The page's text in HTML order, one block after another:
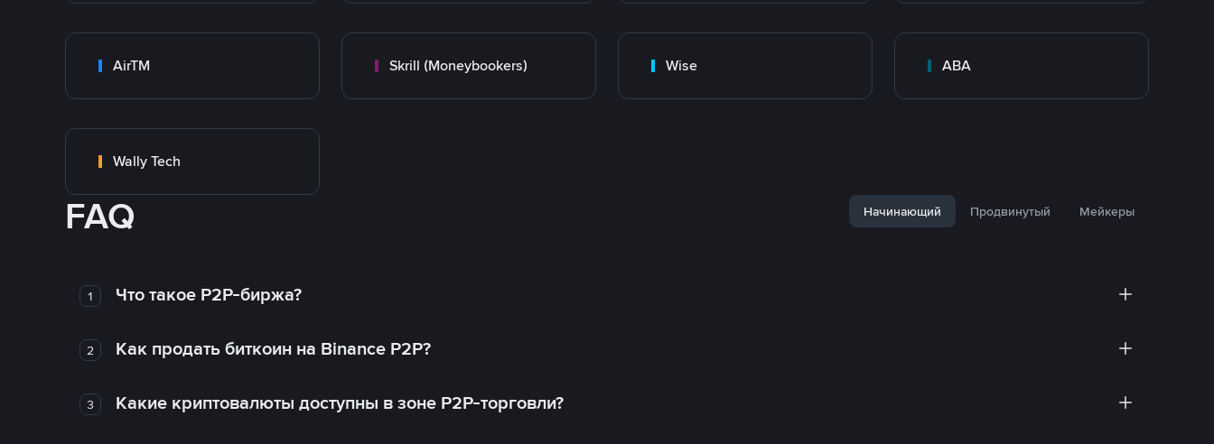
AirTM Skrill (Moneybookers) Wise ABA
Wally Tech
FAQ Начинающий Продвинутый Мейкеры
1 Что такое P2P-биржа?
2 Как продать биткоин на Binance P2P?
3 Какие криптовалюты доступны в зоне P2P-торговли?